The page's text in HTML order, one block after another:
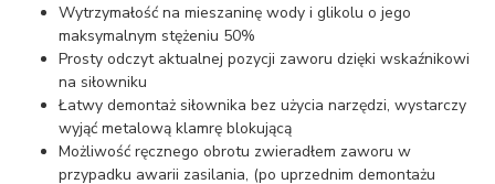
Wytrzymałość na mieszaninę wody i glikolu o jego
maksymalnym stężeniu 50%
Prosty odczyt aktualnej pozycji zaworu dzięki wskaźnikowi
na siłowniku
Łatwy demontaż siłownika bez użycia narzędzi, wystarczy
wyjąć metalową klamrę blokującą
Możliwość ręcznego obrotu zwieradłem zaworu w
przypadku awarii zasilania, (po uprzednim demontażu